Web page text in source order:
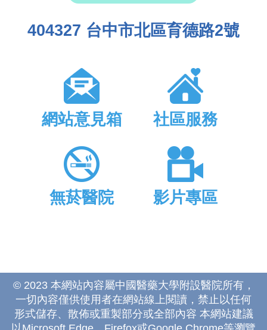
404327 台中市北區育德路2號
網站意見箱 社區服務
無菸醫院 影片專區
© 2023 本網站內容屬中國醫藥大學附設醫院所有，
一切內容僅供使用者在網站線上閱讀，禁止以任何
形式儲存、散佈或重製部分或全部內容 本網站建議